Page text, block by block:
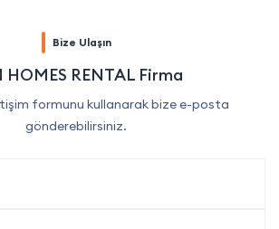
Bize Ulaşın
HOMES RENTAL Firma
formunu kullanarak bize e-posta
gönderebilirsiniz.